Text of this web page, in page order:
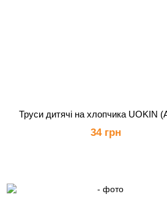
Труси дитячі на хлопчика UOKIN
34 грн